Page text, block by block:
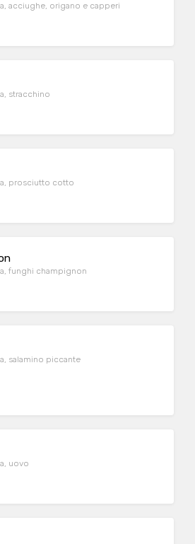
acciughe, origano e capperi
stracchino
prosciutto cotto
funghi champignon
salamino piccante
uovo